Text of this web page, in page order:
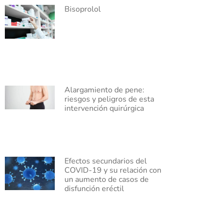
Bisoprolol
Alargamiento de pene:
riesgos y peligros de esta
intervención quirúrgica
Efectos secundarios del
COVID-19 y su relación con
un aumento de casos de
disfunción eréctil